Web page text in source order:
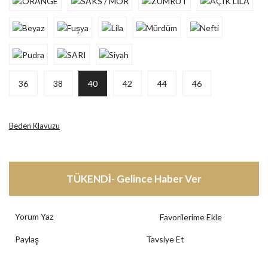
36 38 40 42 44 46
Beden Klavuzu
TÜKENDİ- Gelince Haber Ver
Yorum Yaz
Paylaş Tavsiye Et